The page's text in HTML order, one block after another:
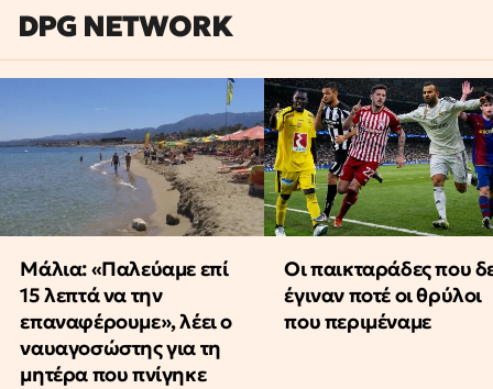
DPG NETWORK
Μάλια: «Παλεύαμε επί
15 λεπτά να την
επαναφέρουμε», λέει ο
ναυαγοσώστης για τη
μητέρα που πνίγηκε
Οι παικταράδες που
έγιναν ποτέ οι θρύλοι
που περιμέναμε